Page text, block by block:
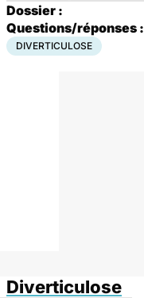
Dossier :
Questions/réponses :
DIVERTICULOSE
Diverticulose